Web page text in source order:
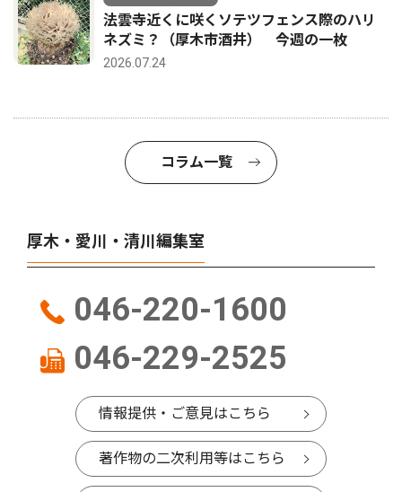
法雲寺近くに咲くソテツフェンス際のハリ
ネズミ？（厚木市酒井） 今週の一枚
2026.07.24
コラム一覧
厚木・愛川・清川編集室
046-220-1600
046-229-2525
情報提供・ご意見はこちら
著作物の二次利用等はこちら